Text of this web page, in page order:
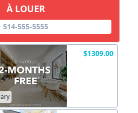
À LOUER
514-555-5555
$1309.00
X Fermer Envoyez